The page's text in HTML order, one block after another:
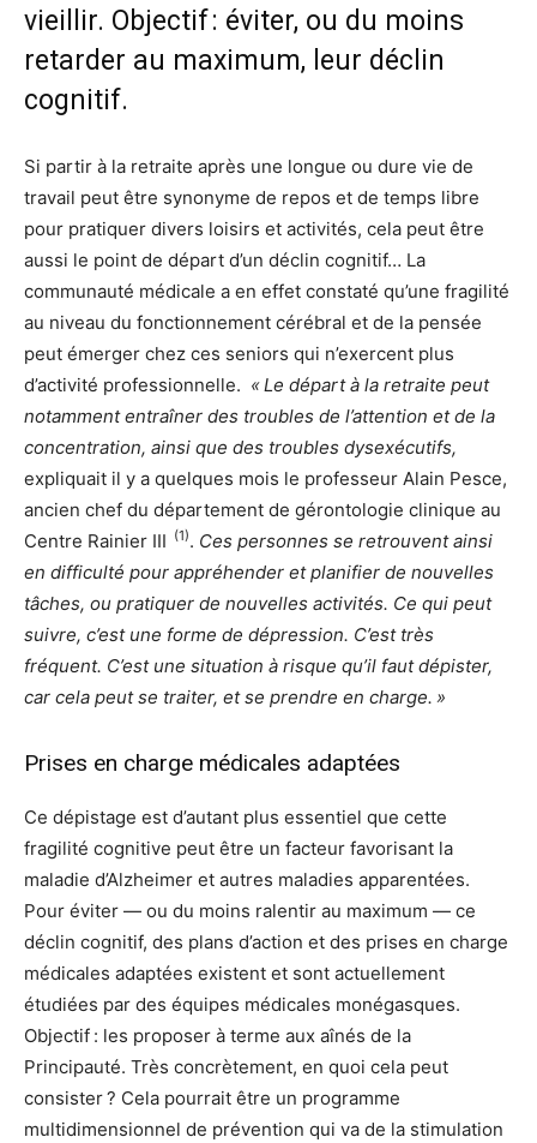
vieillir. Objectif : éviter, ou du moins
retarder au maximum, leur déclin
cognitif.
Si partir à la retraite après une longue ou dure vie de
travail peut être synonyme de repos et de temps libre
pour pratiquer divers loisirs et activités, cela peut être
aussi le point de départ d’un déclin cognitif… La
communauté médicale a en effet constaté qu’une fragilité
au niveau du fonctionnement cérébral et de la pensée
peut émerger chez ces seniors qui n’exercent plus
d’activité professionnelle. « Le départ à la retraite peut
notamment entraîner des troubles de l’attention et de la
concentration, ainsi que des troubles dysexécutifs,
expliquait il y a quelques mois le professeur Alain Pesce,
ancien chef du département de gérontologie clinique au
Centre Rainier III (1). Ces personnes se retrouvent ainsi
en difficulté pour appréhender et planifier de nouvelles
tâches, ou pratiquer de nouvelles activités. Ce qui peut
suivre, c’est une forme de dépression. C’est très
fréquent. C’est une situation à risque qu’il faut dépister,
car cela peut se traiter, et se prendre en charge. »
Prises en charge médicales adaptées
Ce dépistage est d’autant plus essentiel que cette
fragilité cognitive peut être un facteur favorisant la
maladie d’Alzheimer et autres maladies apparentées.
Pour éviter — ou du moins ralentir au maximum — ce
déclin cognitif, des plans d’action et des prises en charge
médicales adaptées existent et sont actuellement
étudiées par des équipes médicales monégasques.
Objectif : les proposer à terme aux aînés de la
Principauté. Très concrètement, en quoi cela peut
consister ? Cela pourrait être un programme
multidimensionnel de prévention qui va de la stimulation